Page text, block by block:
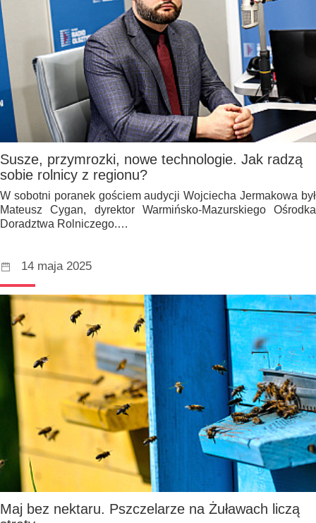
Susze, przymrozki, nowe technologie. Jak radzą
sobie rolnicy z regionu?
W sobotni poranek gościem audycji Wojciecha Jermakowa był
Mateusz Cygan, dyrektor Warmińsko-Mazurskiego Ośrodka
Doradztwa Rolniczego.…
14 maja 2025
Maj bez nektaru. Pszczelarze na Żuławach liczą